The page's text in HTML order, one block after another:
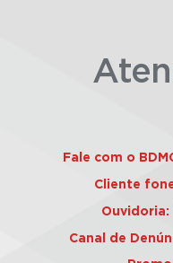
Fale com o
Cliente
Ouvidoria:
Canal de